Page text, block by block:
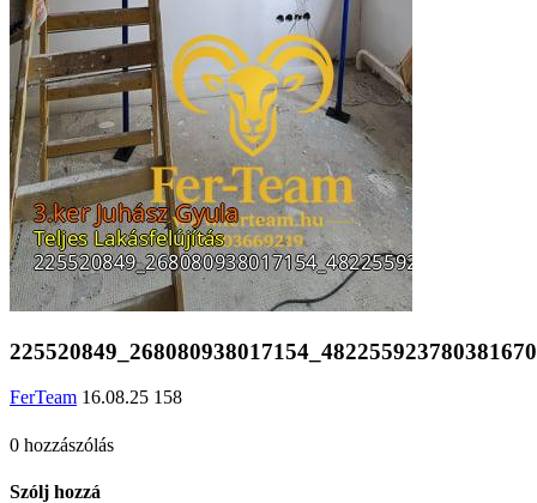
FerTeam 16.08.25 158
0 hozzászólás
Szólj hozzá